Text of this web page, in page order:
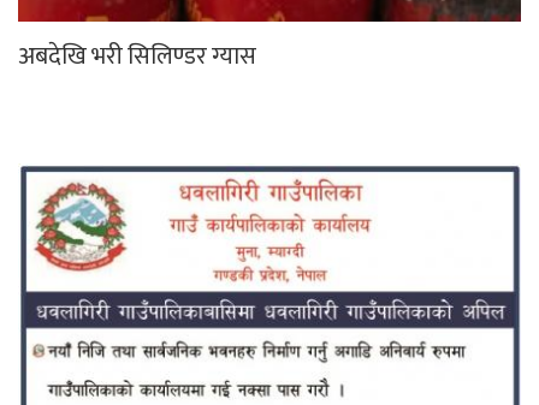
अबदेखि भरी सिलिण्डर ग्यास